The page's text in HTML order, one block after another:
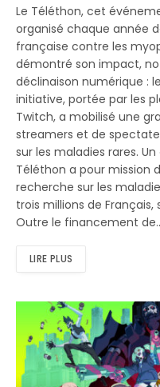
Le Téléthon, cet
organisé chaque année
française contre les
démontré son impact,
déclinaison numérique :
initiative, portée par les
Twitch, a mobilisé une
streamers et de
sur les maladies rares.
Téléthon a pour mission
recherche sur les
trois millions de
Outre le financement
LIRE PLUS